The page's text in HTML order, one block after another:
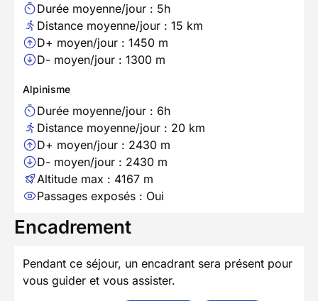
Durée moyenne/jour : 5h
Distance moyenne/jour : 15 km
D+ moyen/jour : 1450 m
D- moyen/jour : 1300 m
Alpinisme
Durée moyenne/jour : 6h
Distance moyenne/jour : 20 km
D+ moyen/jour : 2430 m
D- moyen/jour : 2430 m
Altitude max : 4167 m
Passages exposés : Oui
Encadrement
Pendant ce séjour, un encadrant sera présent pour
vous guider et vous assister.